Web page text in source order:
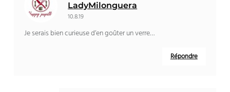
LadyMilonguera
10.8.19
Je serais bien curieuse d’en goûter un verre…
Répondre